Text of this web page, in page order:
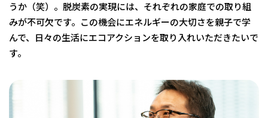
うか（笑）。脱炭素の実現には、それぞれの家庭での取り組
みが不可欠です。この機会にエネルギーの大切さを親子で学
んで、日々の生活にエコアクションを取り入れいただきたいで
す。